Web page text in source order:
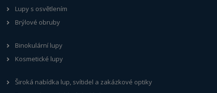
Lupy s osvětlením
Brýlové obruby
Binokulární lupy
Kosmetické lupy
Široká nabídka lup, svítidel a zakázkové optiky